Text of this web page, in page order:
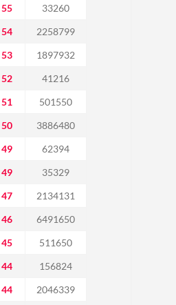
55
33260
54
2258799
53
1897932
52
41216
51
501550
50
3886480
49
62394
49
35329
47
2134131
46
6491650
45
511650
44
156824
44
2046339